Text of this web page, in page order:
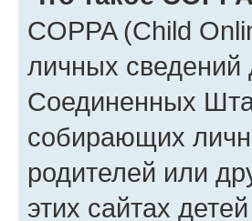
COPPA (Child
личных сведений
Соединенных
собирающих
родителей или
этих сайтах